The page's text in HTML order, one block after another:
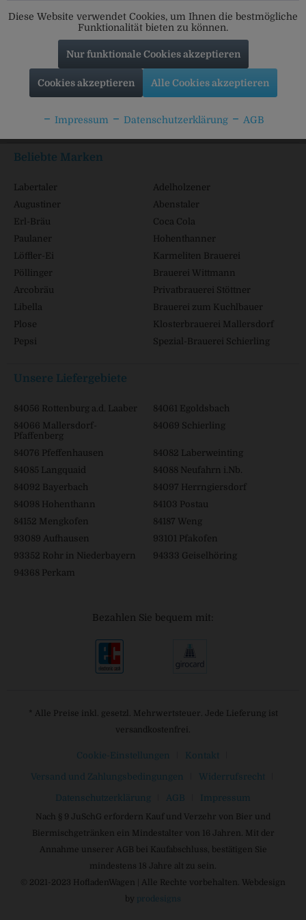
Service Hotline
Shop Service
Informationen
Beliebte Marken
Labertaler
Adelholzener
Augustiner
Abenstaler
Erl-Bräu
Coca Cola
Paulaner
Hohenthanner
Löffler-Ei
Karmeliten Brauerei
Pöllinger
Brauerei Wittmann
Arcobräu
Privatbrauerei Stöttner
Libella
Brauerei zum Kuchlbauer
Plose
Klosterbrauerei Mallersdorf
Pepsi
Spezial-Brauerei Schierling
Unsere Liefergebiete
84056 Rottenburg a.d. Laaber
84061 Egoldsbach
84066 Mallersdorf-
Pfaffenberg
84069 Schierling
84076 Pfeffenhausen
84082 Laberweinting
84085 Langquaid
84088 Neufahrn i.Nb.
84092 Bayerbach
84097 Herrngiersdorf
84098 Hohenthann
84103 Postau
84152 Mengkofen
84187 Weng
93089 Aufhausen
93101 Pfakofen
93352 Rohr in Niederbayern
94333 Geiselhöring
94368 Perkam
Bezahlen Sie bequem mit:
* Alle Preise inkl. gesetzl. Mehrwertsteuer. Jede Lieferung ist
versandkostenfrei.
Cookie-Einstellungen Kontakt
Versand und Zahlungsbedingungen Widerrufsrecht
Datenschutzerklärung AGB Impressum
Nach § 9 JuSchG erfordern Kauf und Verzehr von Bier und
Biermischgetränken ein Mindestalter von 16 Jahren. Mit der
Annahme unserer AGB bei Kaufabschluss, bestätigen Sie
mindestens 18 Jahre alt zu sein.
© 2021-2023 HofladenWagen | Alle Rechte vorbehalten. Webdesign
by prodesigns
Diese Website verwendet Cookies, um Ihnen die bestmögliche
Funktionalität bieten zu können.
Nur funktionale Cookies akzeptieren
Cookies akzeptieren Alle Cookies akzeptieren
Impressum Datenschutzerklärung AGB